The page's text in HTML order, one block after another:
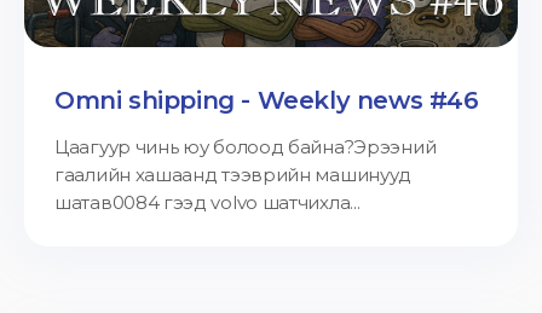
Omni shipping - Weekly news #46
Цаагуур чинь юу болоод байна?Эрээний
гаалийн хашаанд тээврийн машинууд
шатав0084 гээд volvo шатчихла...